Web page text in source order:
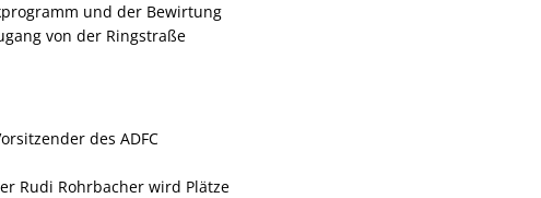
und der Bewirtung
von der Ringstraße
des ADFC
Rudi Rohrbacher wird Plätze